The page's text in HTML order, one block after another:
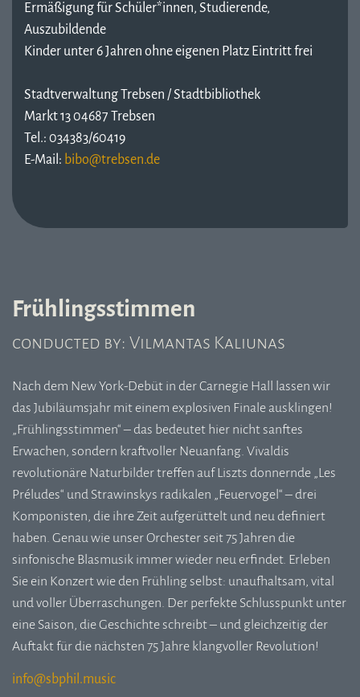
Ermäßigung für Schüler*innen, Studierende,
Auszubildende
Kinder unter 6 Jahren ohne eigenen Platz Eintritt frei
Stadtverwaltung Trebsen / Stadtbibliothek
Markt 13 04687 Trebsen
Tel.: 034383/60419
E-Mail:
Frühlingsstimmen
conducted by: Vilmantas Kaliunas
Nach dem New York-Debüt in der Carnegie Hall lassen wir
das Jubiläumsjahr mit einem explosiven Finale ausklingen!
„Frühlingsstimmen“ – das bedeutet hier nicht sanftes
Erwachen, sondern kraftvoller Neuanfang. Vivaldis
revolutionäre Naturbilder treffen auf Liszts donnernde „Les
Préludes“ und Strawinskys radikalen „Feuervogel“ – drei
Komponisten, die ihre Zeit aufgerüttelt und neu definiert
haben. Genau wie unser Orchester seit 75 Jahren die
sinfonische Blasmusik immer wieder neu erfindet. Erleben
Sie ein Konzert wie den Frühling selbst: unaufhaltsam, vital
und voller Überraschungen. Der perfekte Schlusspunkt unter
eine Saison, die Geschichte schreibt – und gleichzeitig der
Auftakt für die nächsten 75 Jahre klangvoller Revolution!